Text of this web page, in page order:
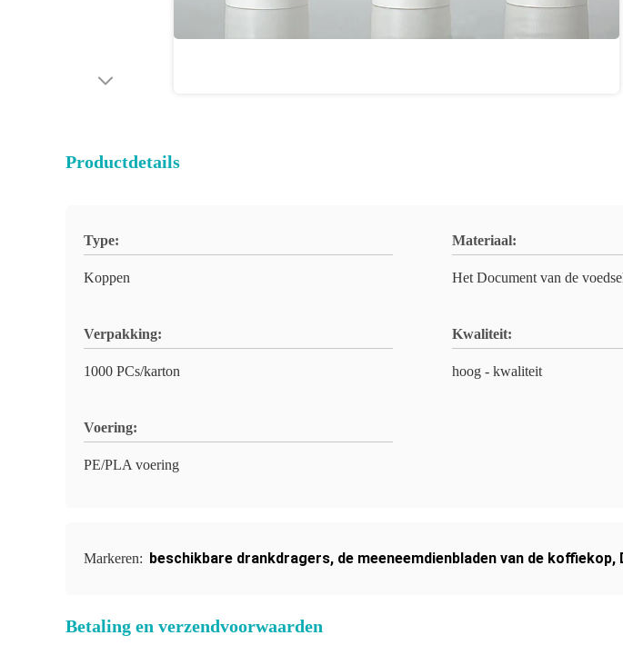
Productdetails
Type:
Koppen
Materiaal:
Het Document van de
Verpakking:
1000 PCs/karton
Kwaliteit:
hoog - kwaliteit
Voering:
PE/PLA voering
Markeren: beschikbare drankdragers, de meeneemdienbladen van de koffiekop,
Betaling en verzendvoorwaarden